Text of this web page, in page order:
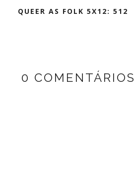
QUEER AS FOLK 5X12: 512
0 COMENTÁRIOS